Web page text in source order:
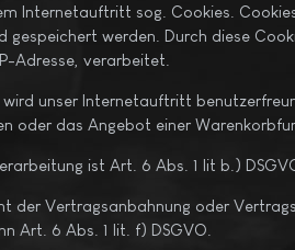
Internetauftritt sog. Cookies.
gespeichert werden. Durch diese
Adresse, verarbeitet.
unser Internetauftritt
oder das Angebot einer
ist Art. 6 Abs. 1 lit b.)
der Vertragsanbahnung oder
Art. 6 Abs. 1 lit. f) DSGVO.